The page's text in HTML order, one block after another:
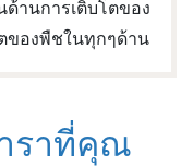
านการเติบโตของ
ของพืชในทุกๆด้าน
ราที่คุณ